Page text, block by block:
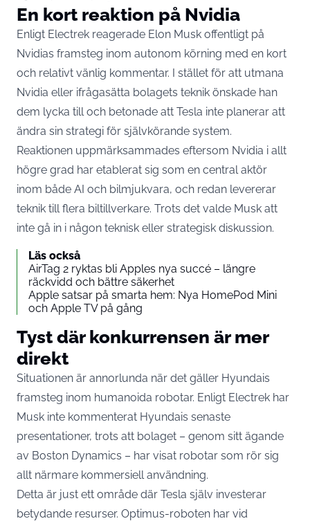
En kort reaktion på Nvidia
Enligt Electrek reagerade Elon Musk offentligt på
Nvidias framsteg inom autonom körning med en kort
och relativt vänlig kommentar. I stället för att utmana
Nvidia eller ifrågasätta bolagets teknik önskade han
dem lycka till och betonade att Tesla inte planerar att
ändra sin strategi för självkörande system.
Reaktionen uppmärksammades eftersom Nvidia i allt
högre grad har etablerat sig som en central aktör
inom både AI och bilmjukvara, och redan levererar
teknik till flera biltillverkare. Trots det valde Musk att
inte gå in i någon teknisk eller strategisk diskussion.
Läs också
AirTag 2 ryktas bli Apples nya succé – längre
räckvidd och bättre säkerhet
Apple satsar på smarta hem: Nya HomePod Mini
och Apple TV på gång
Tyst där konkurrensen är mer
direkt
Situationen är annorlunda när det gäller Hyundais
framsteg inom humanoida robotar. Enligt Electrek har
Musk inte kommenterat Hyundais senaste
presentationer, trots att bolaget – genom sitt ägande
av Boston Dynamics – har visat robotar som rör sig
allt närmare kommersiell användning.
Detta är just ett område där Tesla själv investerar
betydande resurser. Optimus-roboten har vid